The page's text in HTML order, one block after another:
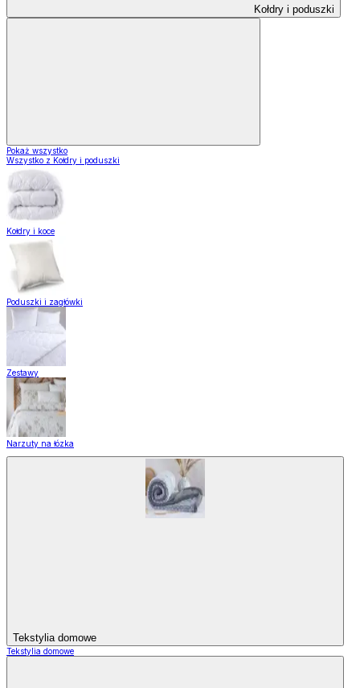
Kołdry i poduszki
Pokaż wszystko
Wszystko z Kołdry i poduszki
Kołdry i koce
Poduszki i zagłówki
Zestawy
Narzuty na łózka
Tekstylia domowe
Tekstylia domowe